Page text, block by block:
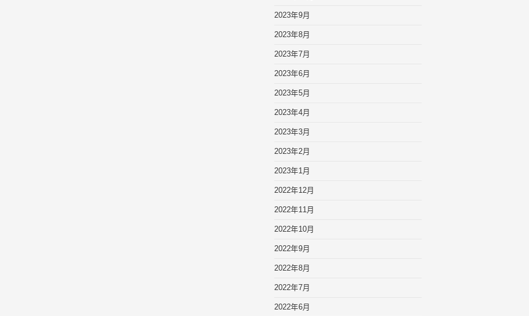
2023年9月
2023年8月
2023年7月
2023年6月
2023年5月
2023年4月
2023年3月
2023年2月
2023年1月
2022年12月
2022年11月
2022年10月
2022年9月
2022年8月
2022年7月
2022年6月